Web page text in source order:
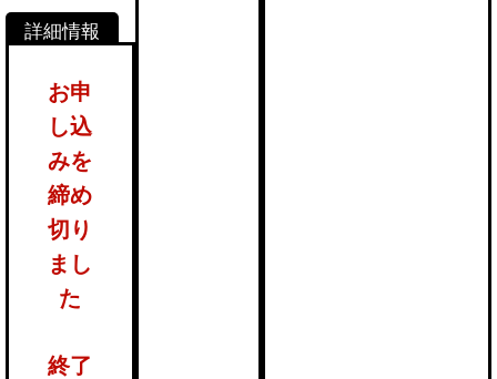
お申
し込
みを
締め
切り
まし
た
終了